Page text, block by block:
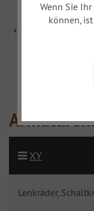
XY
Lenkräder,
Wenn Sie
können,